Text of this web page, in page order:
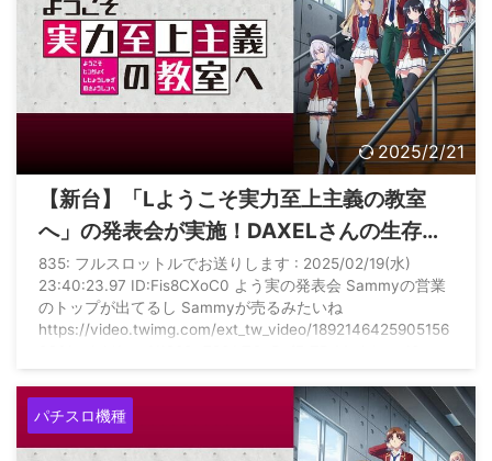
2025/2/21
【新台】「Lようこそ実力至上主義の教室
へ」の発表会が実施！DAXELさんの生存確
認がされる
835: フルスロットルでお送りします : 2025/02/19(水)
23:40:23.97 ID:Fis8CXoC0 よう実の発表会 Sammyの営業
のトップが出てるし Sammyが売るみたいね
https://video.twimg.com/ext_tw_video/1892146425905156
パチスロ機種